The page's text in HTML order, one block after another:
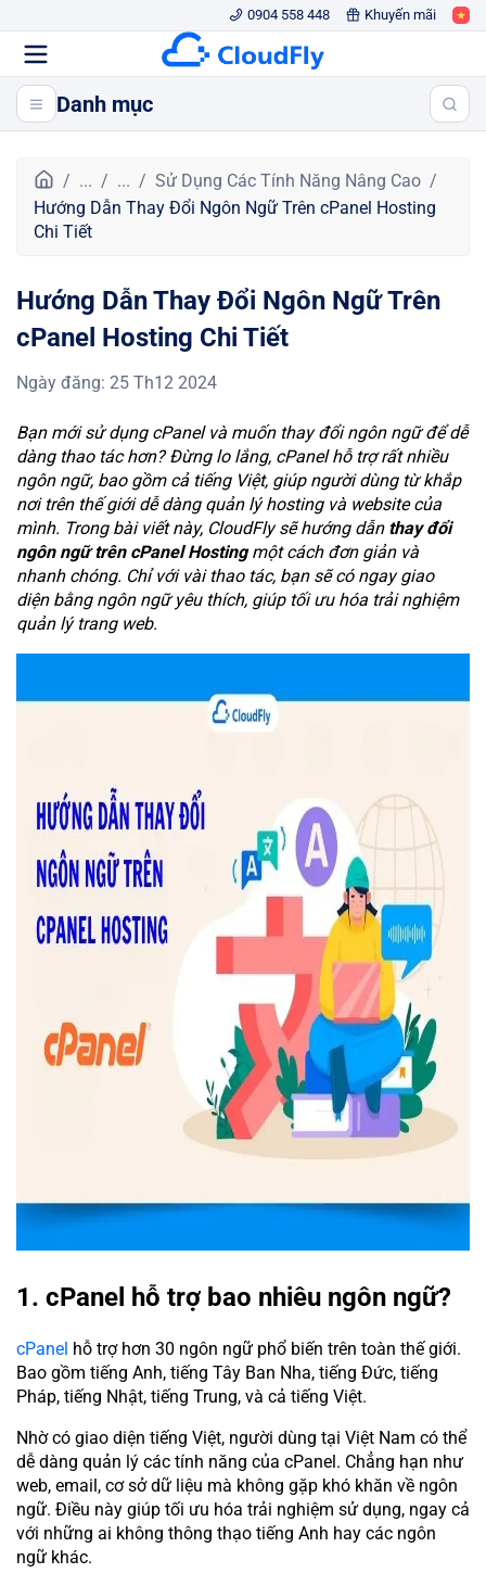
0904 558 448 Khuyến mãi
Danh mục
r
a
c
ủ
... ...
Sử Dụng Các Tính Năng Nâng Cao
Hướng Dẫn Thay Đổi Ngôn Ngữ Trên cPanel Hosting
Chi Tiết
Hướng Dẫn Thay Đổi Ngôn Ngữ Trên
cPanel Hosting Chi Tiết
Ngày đăng: 25 Th12 2024
Bạn mới sử dụng cPanel và muốn thay đổi ngôn ngữ để dễ
dàng thao tác hơn? Đừng lo lắng, cPanel hỗ trợ rất nhiều
ngôn ngữ, bao gồm cả tiếng Việt, giúp người dùng từ khắp
nơi trên thế giới dễ dàng quản lý hosting và website của
mình. Trong bài viết này, CloudFly sẽ hướng dẫn thay đổi
ngôn ngữ trên cPanel Hostingmột cách đơn giản và
nhanh chóng. Chỉ với vài thao tác, bạn sẽ có ngay giao
diện bằng ngôn ngữ yêu thích, giúp tối ưu hóa trải nghiệm
quản lý trang web.
1. cPanel hỗ trợ bao nhiêu ngôn ngữ?
cPanel hỗ trợ hơn 30 ngôn ngữ phổ biến trên toàn thế giới.
Bao gồm tiếng Anh, tiếng Tây Ban Nha, tiếng Đức, tiếng
Pháp, tiếng Nhật, tiếng Trung, và cả tiếng Việt.
Nhờ có giao diện tiếng Việt, người dùng tại Việt Nam có thể
dễ dàng quản lý các tính năng của cPanel. Chẳng hạn như
web, email, cơ sở dữ liệu mà không gặp khó khăn về ngôn
ngữ. Điều này giúp tối ưu hóa trải nghiệm sử dụng, ngay cả
với những ai không thông thạo tiếng Anh hay các ngôn
ngữ khác.